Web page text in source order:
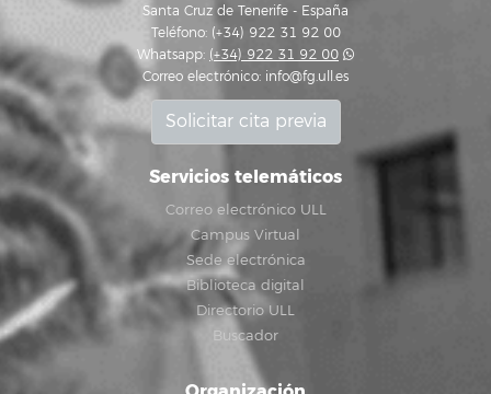
Santa Cruz de Tenerife - España
Teléfono: (+34) 922 31 92 00
Whatsapp: (+34) 922 31 92 00
Correo electrónico: info@fg.ull.es
Solicitar cita previa
Servicios telemáticos
Correo electrónico ULL
Campus Virtual
Sede electrónica
Biblioteca digital
Directorio ULL
Buscador